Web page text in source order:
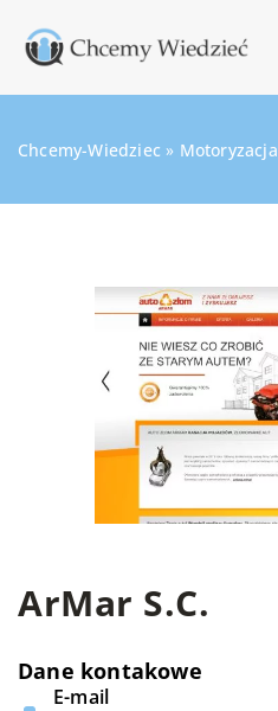
Chcemy-Wiedziec » Motoryzacja
ArMar S.C.
Dane kontakowe
E-mail